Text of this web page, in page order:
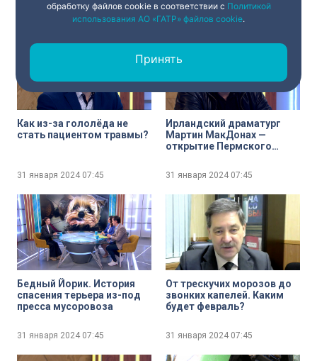
31 января 2024 07:45 31 января 2024 07:45
Как из-за гололёда не
стать пациентом травмы?
31 января 2024 07:45
Ирландский драматург
Мартин МакДонах —
открытие Пермского
31 января 2024 07:45
Бедный Йорик. История
спасения терьера из-под
пресса мусоровоза
31 января 2024 07:45
От трескучих морозов до
звонких капелей. Каким
будет февраль?
31 января 2024 07:45
обработку файлов cookie в соответствии с Политикой
использования АО «ГАТР» файлов cookie.
Принять